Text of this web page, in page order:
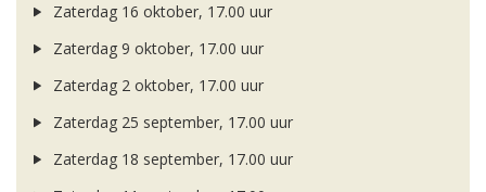
Zaterdag 16 oktober, 17.00 uur
Zaterdag 9 oktober, 17.00 uur
Zaterdag 2 oktober, 17.00 uur
Zaterdag 25 september, 17.00 uur
Zaterdag 18 september, 17.00 uur